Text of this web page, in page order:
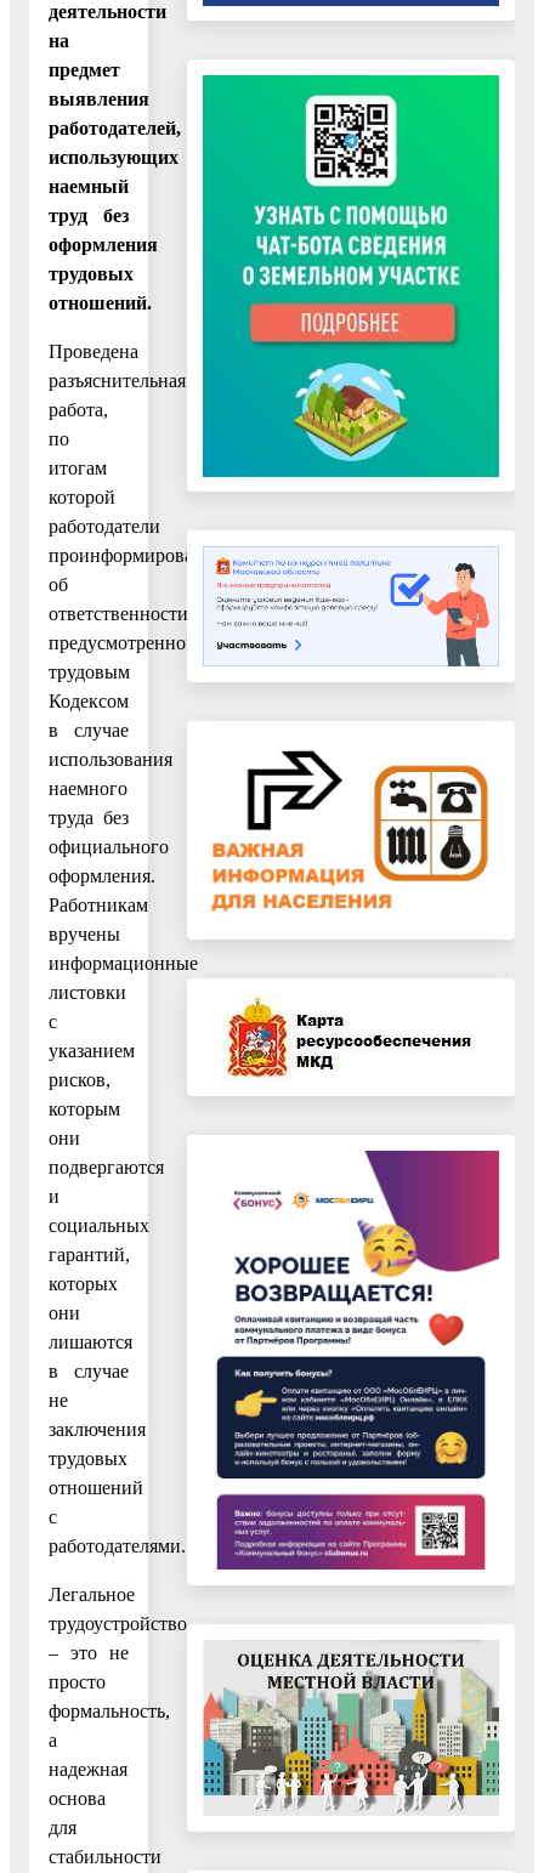
деятельности
на
предмет
выявления
работодателей,
использующих
наемный
труд без
оформления
трудовых
отношений.
Проведена
разъяснительная
работа,
по
итогам
которой
работодатели
проинформированы
об
ответственности,
предусмотренной
трудовым
Кодексом
в случае
использования
наемного
труда без
официального
оформления.
Работникам
вручены
информационные
листовки
с
указанием
рисков,
которым
они
подвергаются
и
социальных
гарантий,
которых
они
лишаются
в случае
не
заключения
трудовых
отношений
с
работодателями.
Легальное
трудоустройство
– это не
просто
формальность,
а
надежная
основа
для
стабильности